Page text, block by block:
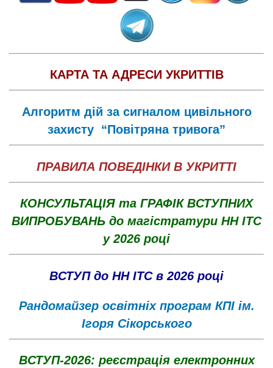
КАРТА ТА АДРЕСИ УКРИТТІВ
Алгоритм дій за сигналом цивільного
захисту “Повітряна тривога”
ПРАВИЛА ПОВЕДІНКИ В УКРИТТІ
КОНСУЛЬТАЦІЯ та ГРАФІК ВСТУПНИХ
ВИПРОБУВАНЬ до магістратури НН ІТС
у 2026 році
ВСТУП до НН ІТС в 2026 році
Рандомайзер освітніх програм КПІ ім.
Ігоря Сікорського
ВСТУП-2026: реєстрація електронних